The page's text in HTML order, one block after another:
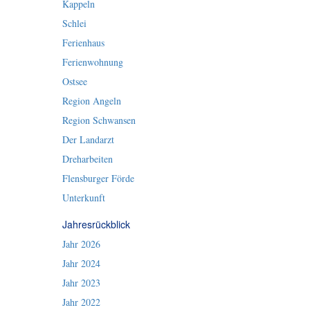
Kappeln
Schlei
Ferienhaus
Ferienwohnung
Ostsee
Region Angeln
Region Schwansen
Der Landarzt
Dreharbeiten
Flensburger Förde
Unterkunft
Jahresrückblick
Jahr 2026
Jahr 2024
Jahr 2023
Jahr 2022